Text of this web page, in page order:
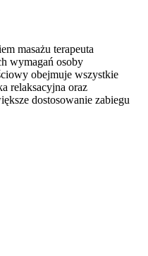
masażu terapeuta
wymagań osoby
obejmuje wszystkie
relaksacyjna oraz
dostosowanie zabiegu